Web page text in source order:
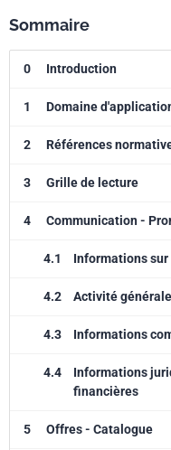
Sommaire
0 Introduction
1 Domaine
2 Références
3 Grille de lecture
4 Communication -
4.1 Informations
4.2 Activité générale
4.3 Informations
4.4
Informations
financières
5 Offres - Catalogue